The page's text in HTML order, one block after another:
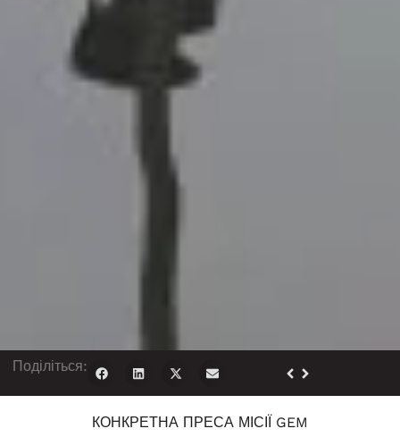
Поділіться:
КОНКРЕТНА ПРЕСА МІСІЇ GEM